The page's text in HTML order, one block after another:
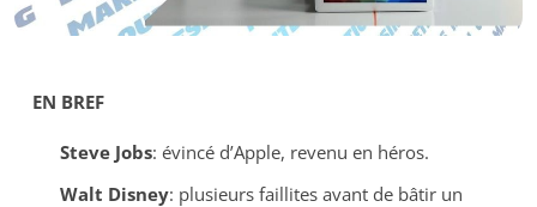
EN BREF
Steve Jobs: évincé d’Apple, revenu en héros.
Walt Disney: plusieurs faillites avant de bâtir un